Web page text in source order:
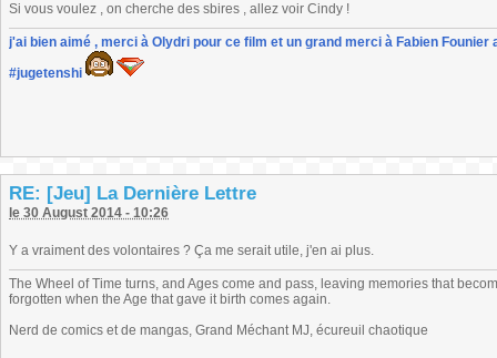
Si vous voulez , on cherche des sbires , allez voir Cindy !
j'ai bien aimé , merci à Olydri pour ce film et un grand merci à Fabien
#jugetenshi
RE: [Jeu] La Dernière Lettre
le 30 August 2014 - 10:26
Y a vraiment des volontaires ? Ça me serait utile, j'en ai plus.
The Wheel of Time turns, and Ages come and pass, leaving memories that
forgotten when the Age that gave it birth comes again.
Nerd de comics et de mangas, Grand Méchant MJ, écureuil chaotique